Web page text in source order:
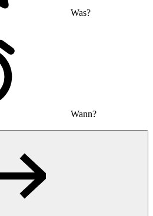
Was?
Wann?